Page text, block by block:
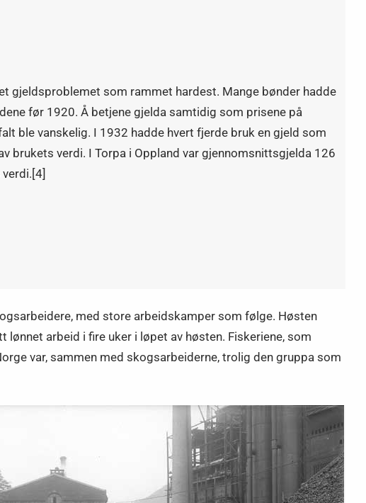
gjeldsproblemet som rammet hardest. Mange bønder hadde
før 1920. Å betjene gjelda samtidig som prisene på
ble vanskelig. I 1932 hadde hvert fjerde bruk en gjeld som
brukets verdi. I Torpa i Oppland var gjennomsnittsgjelda 126
med store arbeidskamper som følge. Høsten
arbeid i fire uker i løpet av høsten. Fiskeriene, som
var, sammen med skogsarbeiderne, trolig den gruppa som